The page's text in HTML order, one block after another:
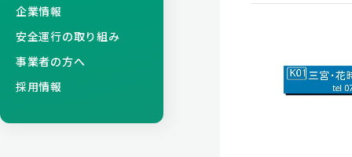
企業情報
安全運行の取り組み
事業者の方へ
採用情報